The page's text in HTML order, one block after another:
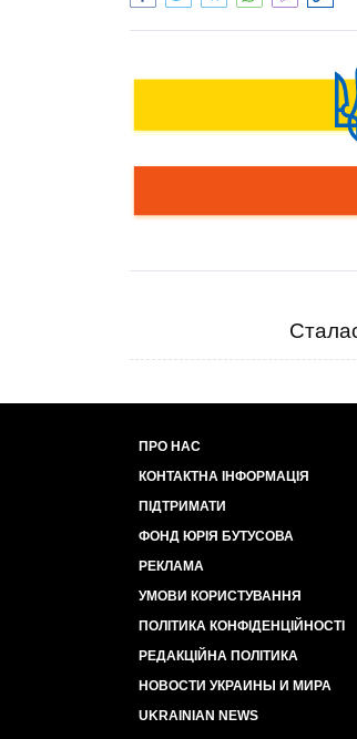
ПРО НАС
КОНТАКТНА ІНФОРМАЦІЯ
ПІДТРИМАТИ
ФОНД ЮРІЯ БУТУСОВА
РЕКЛАМА
УМОВИ КОРИСТУВАННЯ
ПОЛІТИКА КОНФІДЕНЦІЙНОСТІ
РЕДАКЦІЙНА ПОЛІТИКА
НОВОСТИ УКРАИНЫ И МИРА
UKRAINIAN NEWS